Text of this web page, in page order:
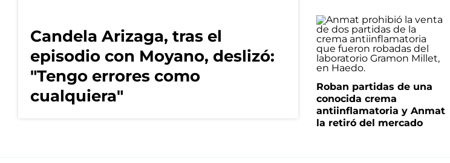
Candela Arizaga, tras el
episodio con Moyano, deslizó:
"Tengo errores como
cualquiera"
Roban partidas de una
conocida crema
antiinflamatoria y Anmat
la retiró del mercado